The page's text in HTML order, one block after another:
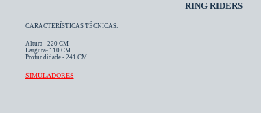
RING RIDERS
CARACTERÍSTICAS TÉCNICAS:
Altura - 220 CM
Largura- 110 CM
Profundidade - 241 CM
SIMULADORES